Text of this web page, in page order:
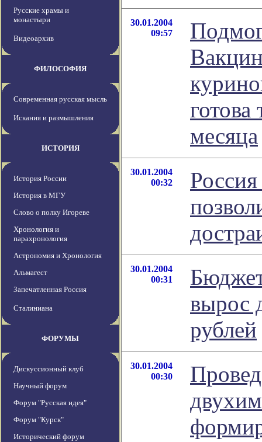
Русские храмы и
монастыри
Видеоархив
ФИЛОСОФИЯ
Современная русская мысль
Искания и размышления
ИСТОРИЯ
История России
История в МГУ
Слово о полку Игореве
Хронология и
парахронология
Астрономия и Хронология
Альмагест
Запечатленная Россия
Сталиниана
ФОРУМЫ
Дискуссионный клуб
Научный форум
Форум "Русская идея"
Форум "Курск"
Исторический форум
30.01.2004
09:57
готова
месяца
30.01.2004
00:32
30.01.2004
00:31
вырос
рублей
30.01.2004
00:30